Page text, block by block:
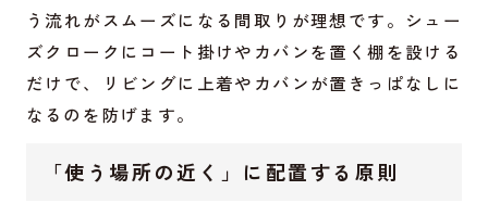
う流れがスムーズになる間取りが理想です。シュー
ズクロークにコート掛けやカバンを置く棚を設ける
だけで、リビングに上着やカバンが置きっぱなしに
なるのを防げます。
「使う場所の近く」に配置する原則